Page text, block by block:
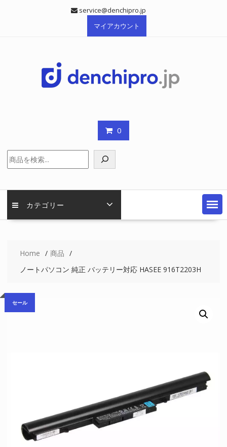
service@denchipro.jp
マイアカウント
0
索
カテゴリー
Home
商品
ノートパソコン 純正 バッテリー対応 HASEE 916T2203H
セール